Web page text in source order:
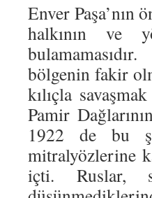
Enver
halkının ve
bölgenin fakir
kılıçla
Pamir
1922 de bu
mitralyözlerine
içti. Ruslar,